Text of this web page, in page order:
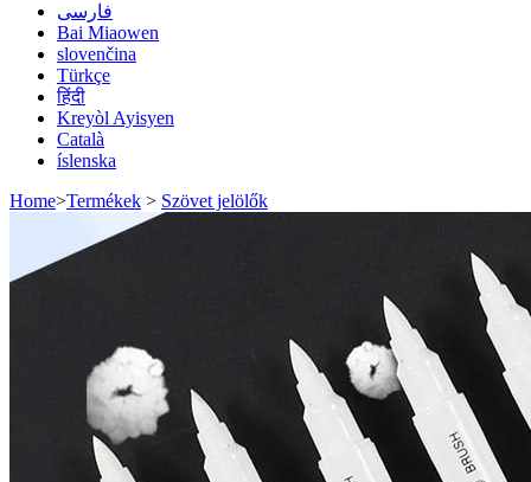
فارسی
Bai Miaowen
slovenčina
Türkçe
हिंदी
Kreyòl Ayisyen
Català
íslenska
Home>Termékek > Szövet jelölők